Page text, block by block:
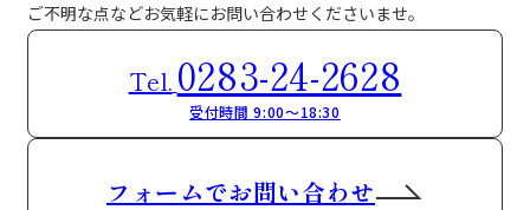
ご不明な点などお気軽にお問い合わせくださいませ。
Tel. 0283-24-2628
受付時間 9:00～18:30
フォームでお問い合わせ